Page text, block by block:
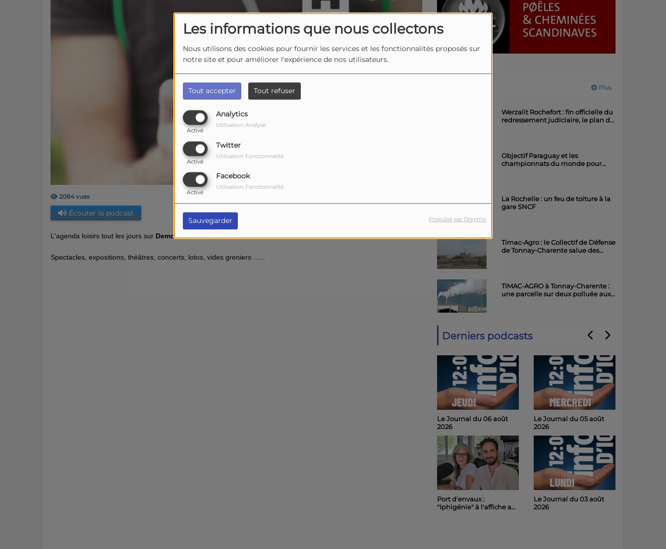
Les informations que nous collectons
Nous utilisons des cookies pour fournir les services et les fonctionnalités proposés sur
notre site et pour améliorer l'expérience de nos utilisateurs.
Tout accepter Tout refuser
Analytics
Activé
Utilisation: Analyse
Twitter
Activé
Utilisation: Fonctionnalité
Facebook
Activé
Utilisation: Fonctionnalité
Sauvegarder Propulsé par Orejime
2084 vues
Écouter le podcast
L'agenda loisirs tout les jours sur Demoiselle FM
Spectacles, expositions, théâtres, concerts, lotos, vides greniers ......
Plus
Werzalit Rochefort : fin officielle du
redressement judiciaire, le plan de
Objectif Paraguay et les
championnats du monde pour
La Rochelle : un feu de toiture à la
gare SNCF
Timac-Agro : le Collectif de Défense
de Tonnay-Charente salue des
TIMAC-AGRO à Tonnay-Charente :
une parcelle sur deux polluée aux
Derniers podcasts
Le Journal du 06 août
2026
Port d'envaux :
"Iphigénie" à l'affiche au
Le Journal du 05 août
2026
Le Journal du 03 août
2026